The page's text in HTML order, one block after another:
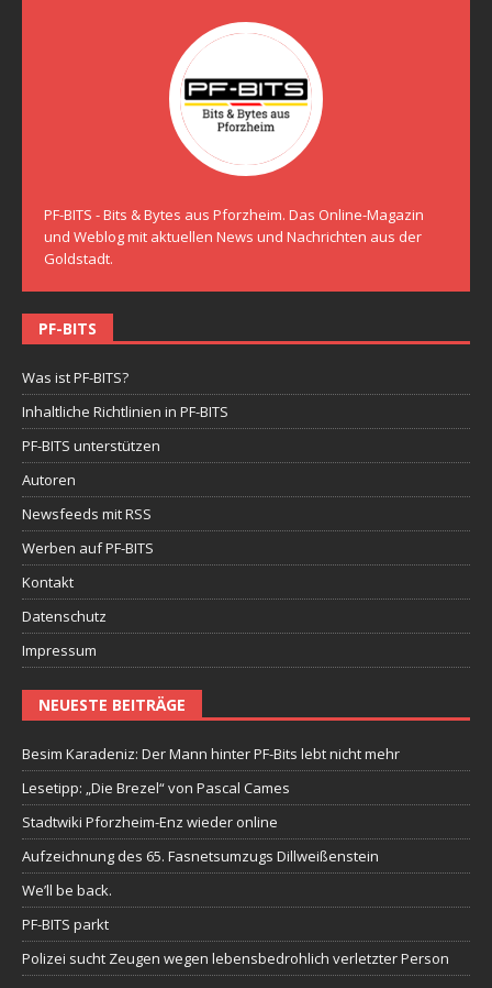
PF-BITS - Bits & Bytes aus Pforzheim. Das Online-Magazin
und Weblog mit aktuellen News und Nachrichten aus der
Goldstadt.
PF-BITS
Was ist PF-BITS?
Inhaltliche Richtlinien in PF-BITS
PF-BITS unterstützen
Autoren
Newsfeeds mit RSS
Werben auf PF-BITS
Kontakt
Datenschutz
Impressum
NEUESTE BEITRÄGE
Besim Karadeniz: Der Mann hinter PF-Bits lebt nicht mehr
Lesetipp: „Die Brezel“ von Pascal Cames
Stadtwiki Pforzheim-Enz wieder online
Aufzeichnung des 65. Fasnetsumzugs Dillweißenstein
We’ll be back.
PF-BITS parkt
Polizei sucht Zeugen wegen lebensbedrohlich verletzter Person